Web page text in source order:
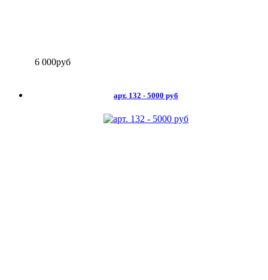
6 000руб
арт. 132 - 5000 руб